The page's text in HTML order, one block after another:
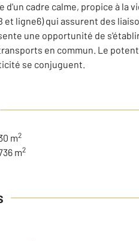
d'un cadre calme, propice à la
et ligne6) qui assurent des
une opportunité de
en commun. Le
se conjuguent.
m2
m2